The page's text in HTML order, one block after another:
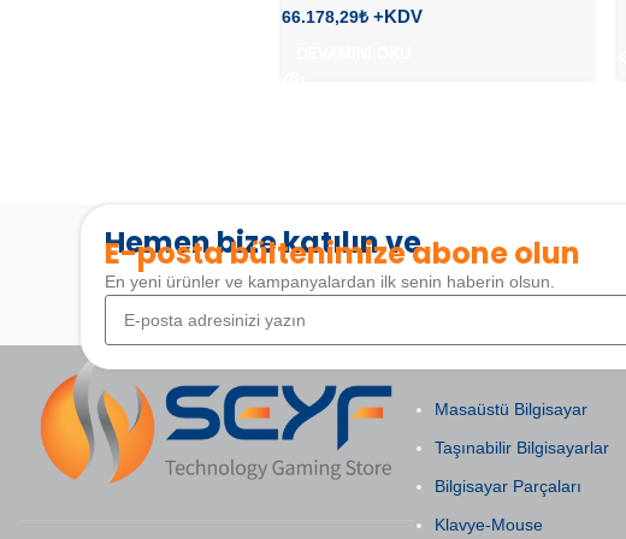
66.178,29₺
Hemen bize katılın ve
E-posta bültenimize abone olun
En yeni ürünler ve kampanyalardan ilk senin haberin olsun.
Masaüstü Bilgisayar
Taşınabilir Bilgisayarlar
Bilgisayar Parçaları
Klavye-Mouse